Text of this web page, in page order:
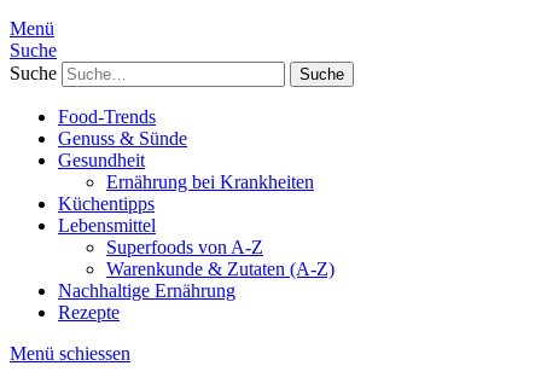
Menü
Suche
Suche
Food-Trends
Genuss & Sünde
Gesundheit
Ernährung bei Krankheiten
Küchentipps
Lebensmittel
Superfoods von A-Z
Warenkunde & Zutaten (A-Z)
Nachhaltige Ernährung
Rezepte
Menü schiessen